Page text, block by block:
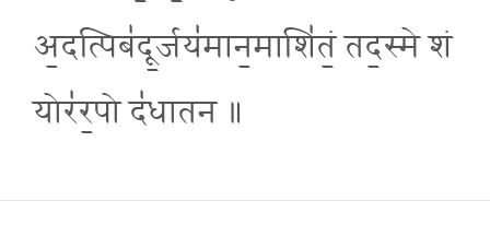
अ॒दत्पिब॑दू॒र्जय॑मान॒माशि॑तं॒ तद॒स्मे शं
योर॑र॒पो द॑धातन ॥